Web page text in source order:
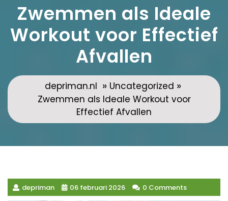
Zwemmen als Ideale
Workout voor Effectief
Afvallen
depriman.nl » Uncategorized »
Zwemmen als Ideale Workout voor
Effectief Afvallen
depriman 06 februari 2026 0 Comments